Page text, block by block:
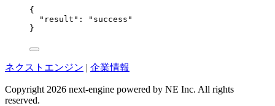
{
"result" : " success "
}
ネクストエンジン | 企業情報
Copyright 2026 next-engine powered by NE Inc. All rights
reserved.